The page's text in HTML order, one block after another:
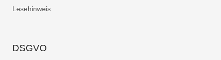
Lesehinweis
DSGVO